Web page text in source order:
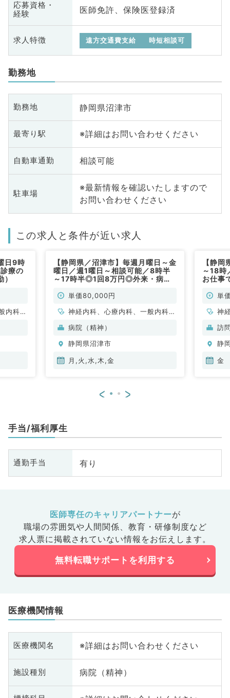
応募資格・
経験
医師免許、保険医登録済
求人特徴 遠方交通費支給 時短相談可
勤務地
勤務地 静岡県沼津市
最寄り駅 ※詳細はお問い合わせください
自動車通勤 相談可能
駐車場
※最新情報を確認いたしますので
お問い合わせください
この求人と条件が近い求人
日9時
療の
内科、
【静岡県／沼津市】毎週月曜日～金
曜日／週1曜日～相談可能／8時半
～17時半◎1回8万円◎外来・病棟
／非常勤）
単価80,000円
神経内科、心療内科、一般内科、
循環器内科、呼吸器内科、消化器
科、老年内科、血液内科、膠原病
科
病院（精神）
静岡県沼津市
月,火,水,木,金
【静
～18
お仕事
単
神
循
科
科
訪
静
金
< >
手当/福利厚生
通勤手当 有り
医師専任のキャリアパートナーが
職場の雰囲気や人間関係、 教育・研修制度など
求人票に掲載されていない情報をお伝えします。
無料転職サポートを利用する
医療機関情報
医療機関名 ※詳細はお問い合わせください
施設種別 病院（精神）